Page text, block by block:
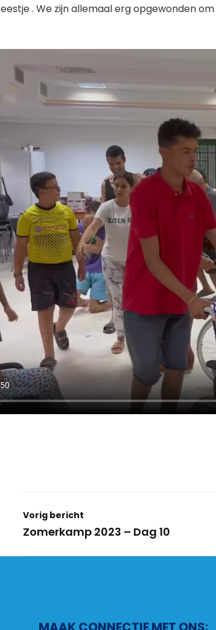
. We zijn allemaal erg opgewonden
Vorig bericht
Zomerkamp 2023 – Dag 10